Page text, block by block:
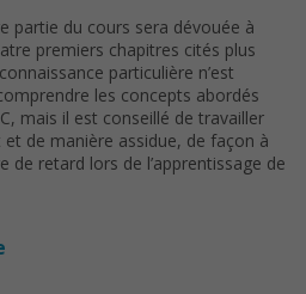
partie du cours sera dévouée à
premiers chapitres cités plus
particulière n’est
les concepts abordés
mais il est conseillé de travailler
de manière assidue, de façon à
de retard lors de l’apprentissage de